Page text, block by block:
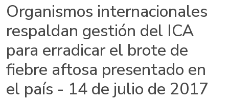
Organismos internacionales
respaldan gestión del ICA
para erradicar el brote de
fiebre aftosa presentado en
el país - 14 de julio de 2017